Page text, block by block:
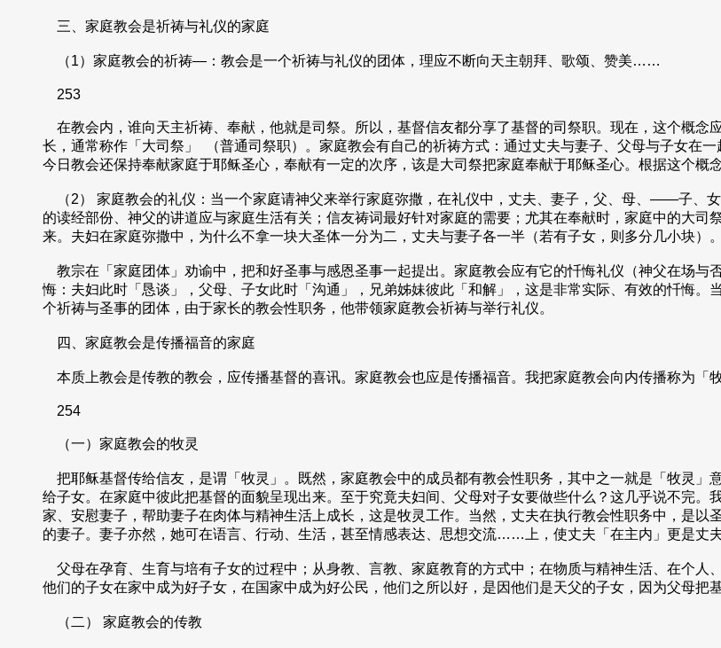
三、家庭教会是祈祷与礼仪的家庭
（1）家庭教会的祈祷—：教会是一个祈祷与礼仪的团体，理应不断向天主朝拜、歌颂、赞美……
253
在教会内，谁向天主祈祷、奉献，他就是司祭。所以，基督信友都分享了基督的司祭职。现在，这个概念
长，通常称作「大司祭」 （普通司祭职）。家庭教会有自己的祈祷方式：通过丈夫与妻子、父母与子女在
今日教会还保持奉献家庭于耶稣圣心，奉献有一定的次序，该是大司祭把家庭奉献于耶稣圣心。根据这个概
（2） 家庭教会的礼仪：当一个家庭请神父来举行家庭弥撒，在礼仪中，丈夫、妻子，父、母、——子、
的读经部份、神父的讲道应与家庭生活有关；信友祷词最好针对家庭的需要；尤其在奉献时，家庭中的大
来。夫妇在家庭弥撒中，为什么不拿一块大圣体一分为二，丈夫与妻子各一半（若有子女，则多分几小块）
教宗在「家庭团体」劝谕中，把和好圣事与感恩圣事一起提出。家庭教会应有它的忏悔礼仪（神父在场与
悔：夫妇此时「恳谈」，父母、子女此时「沟通」，兄弟姊妹彼此「和解」，这是非常实际、有效的忏悔
个祈祷与圣事的团体，由于家长的教会性职务，他带领家庭教会祈祷与举行礼仪。
四、家庭教会是传播福音的家庭
本质上教会是传教的教会，应传播基督的喜讯。家庭教会也应是传播福音。我把家庭教会向内传播称为「
254
（一）家庭教会的牧灵
把耶稣基督传给信友，是谓「牧灵」。既然，家庭教会中的成员都有教会性职务，其中之一就是「牧灵」
给子女。在家庭中彼此把基督的面貌呈现出来。至于究竟夫妇间、父母对子女要做些什么？这几乎说不完
家、安慰妻子，帮助妻子在肉体与精神生活上成长，这是牧灵工作。当然，丈夫在执行教会性职务中，是以
的妻子。妻子亦然，她可在语言、行动、生活，甚至情感表达、思想交流……上，使丈夫「在主内」更是丈
父母在孕育、生育与培有子女的过程中；从身教、言教、家庭教育的方式中；在物质与精神生活、在个
他们的子女在家中成为好子女，在国家中成为好公民，他们之所以好，是因他们是天父的子女，因为父母把
（二） 家庭教会的传教